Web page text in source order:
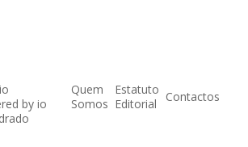
by io
Quem
Somos
Estatuto
Editorial
Contactos